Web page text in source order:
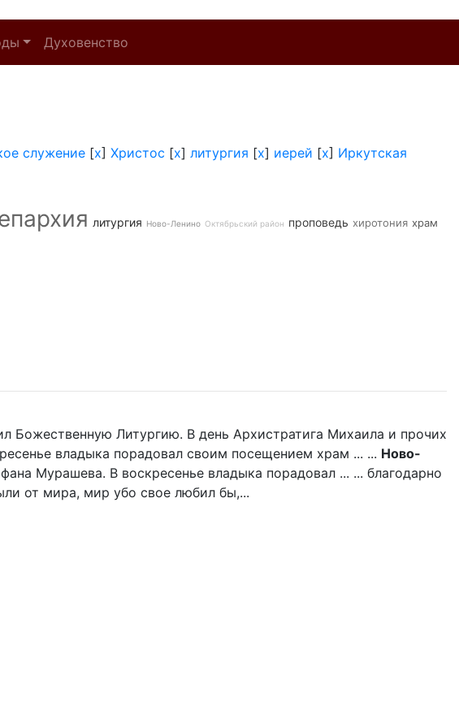
Духовенство
служение [x] Христос [x] литургия [x] иерей [x] Иркутская
литургия Ново-Ленино Октябрьский район проповедь хиротония храм
Божественную Литургию. В день Архистратига Михаила и прочих
владыка порадовал своим посещением храм ... ... Ново-
Мурашева. В воскресенье владыка порадовал ... ... благодарно
от мира, мир убо свое любил бы,...